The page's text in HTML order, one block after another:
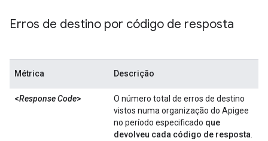
Erros de destino por código de resposta
Métrica Descrição
<Response Code>
O número total de erros de destino
vistos numa organização do Apigee
no período especificado que
devolveu cada código de resposta.